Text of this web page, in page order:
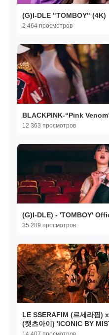
(G)I-DLE "TOMBOY" (4K)
2 464 просмотров
BLACKPINK-“Pink
12 363 просмотров
(G)I-DLE) - 'TOMBOY'
35 289 просмотров
LE SSERAFIM (르세라핌)
(캣츠아이) 'ICONIC BY